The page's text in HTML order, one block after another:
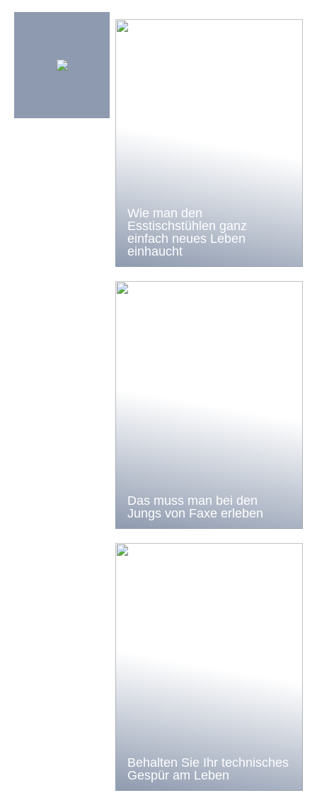
Wie man den
Esstischstühlen ganz
einfach neues Leben
einhaucht
Das muss man bei den
Jungs von Faxe erleben
Behalten Sie Ihr technisches
Gespür am Leben